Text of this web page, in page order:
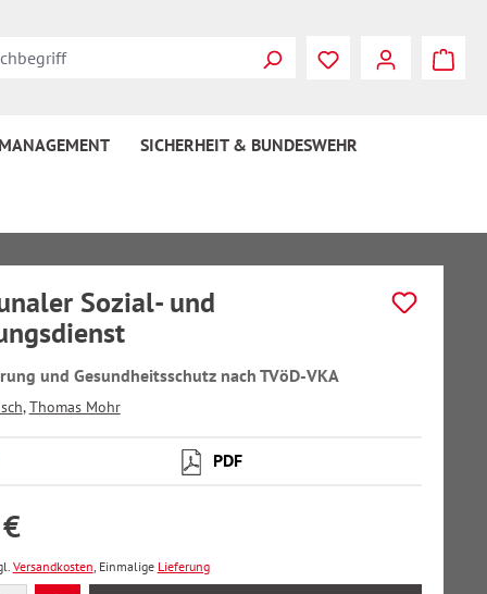
SICHERHEIT & BUNDESWEHR
Sozial- und
und Gesundheitsschutz nach TVöD-VKA
,Thomas Mohr
PDF
Versandkosten, Einmalige Lieferung